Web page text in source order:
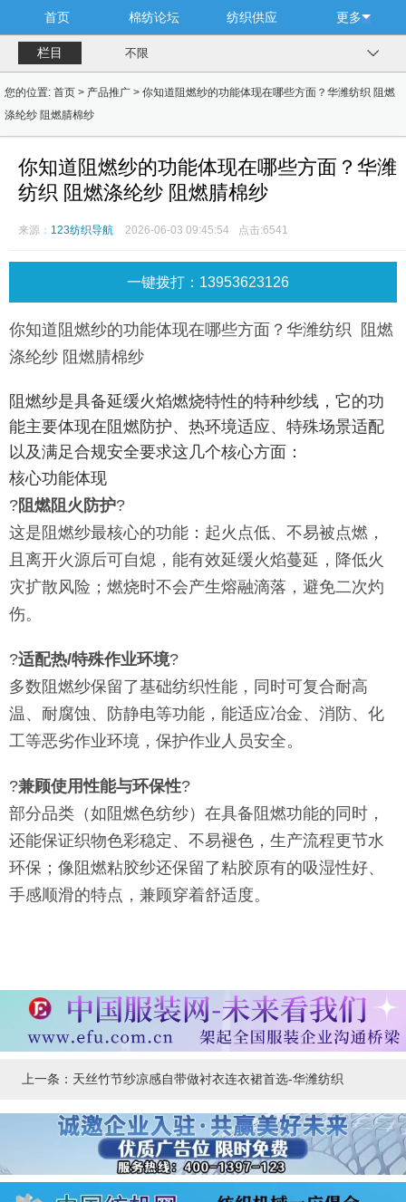
首页 棉纺论坛 纺织供应 更多
栏目 不限
您的位置: 首页 > 产品推广 > 你知道阻燃纱的功能体现在哪些方面？华潍纺织 阻燃
涤纶纱 阻燃腈棉纱
你知道阻燃纱的功能体现在哪些方面？华潍
纺织 阻燃涤纶纱 阻燃腈棉纱
来源： 123纺织导航 2026-06-03 09:45:54 点击:6541
一键拨打：13953623126
你知道阻燃纱的功能体现在哪些方面？华潍纺织 阻燃
涤纶纱 阻燃腈棉纱
阻燃纱是具备延缓火焰燃烧特性的特种纱线，它的功
能主要体现在阻燃防护、热环境适应、特殊场景适配
以及满足合规安全要求这几个核心方面：
核心功能体现
?阻燃阻火防护?
这是阻燃纱最核心的功能：起火点低、不易被点燃，
且离开火源后可自熄，能有效延缓火焰蔓延，降低火
灾扩散风险；燃烧时不会产生熔融滴落，避免二次灼
伤。
?适配热/特殊作业环境?
多数阻燃纱保留了基础纺织性能，同时可复合耐高
温、耐腐蚀、防静电等功能，能适应冶金、消防、化
工等恶劣作业环境，保护作业人员安全。
?兼顾使用性能与环保性?
部分品类（如阻燃色纺纱）在具备阻燃功能的同时，
还能保证织物色彩稳定、不易褪色，生产流程更节水
环保；像阻燃粘胶纱还保留了粘胶原有的吸湿性好、
手感顺滑的特点，兼顾穿着舒适度。
上一条：天丝竹节纱凉感自带做衬衣连衣裙首选-华潍纺织